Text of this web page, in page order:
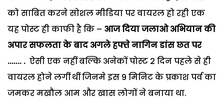
को साबित करने सोशल मीडिया पर वायरल हो रही एक
यह पोस्ट ही काफी है कि – आज दिया जलाओ अभियान की
अपार सफलता के बाद अगले हफ्ते नागिन डांस छत पर
....... . ऐसी एक नहीं बल्कि अनेकों पोस्ट 2 दिन पहले से ही
वायरल होने लगीं थीं जिनमे इस 9 मिनिट के प्रकाश पर्व का
जमकर मखौल आम और खास लोगों ने बनाया था.